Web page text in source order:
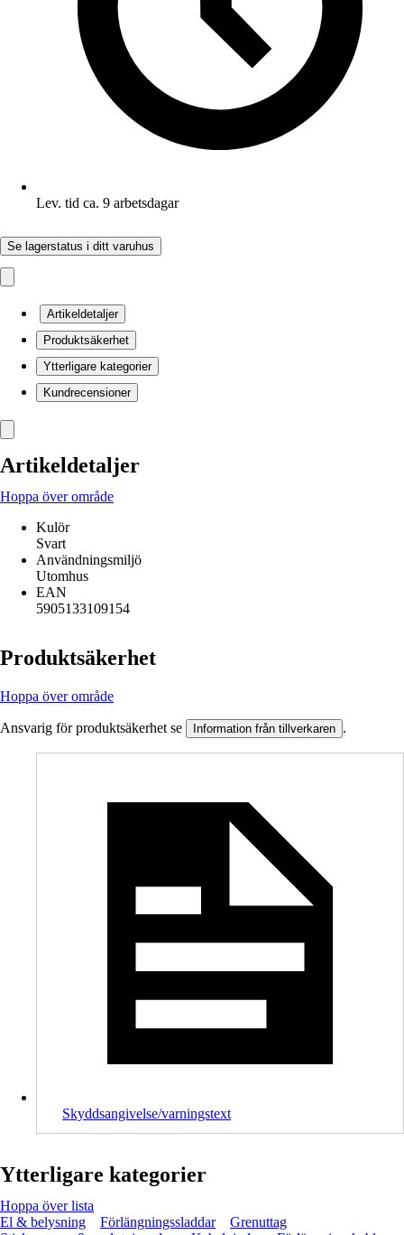
Lev. tid ca. 9 arbetsdagar
Se lagerstatus i ditt varuhus
Artikeldetaljer
Produktsäkerhet
Ytterligare kategorier
Kundrecensioner
Artikeldetaljer
Hoppa över område
Kulör
Svart
Användningsmiljö
Utomhus
EAN
5905133109154
Produktsäkerhet
Hoppa över område
Ansvarig för produktsäkerhet se Information från tillverkaren .
Skyddsangivelse/varningstext
Ytterligare kategorier
Hoppa över lista
El & belysning
Förlängningssladdar
Grenuttag